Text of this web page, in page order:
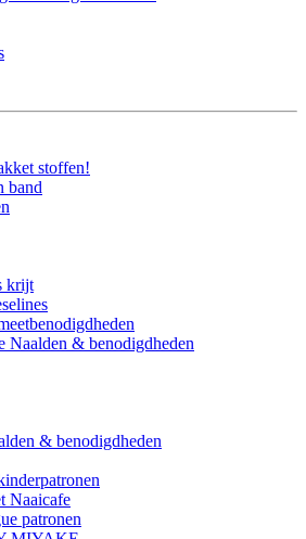
stoffen!
band
krijt
Naalden & benodigdheden
& benodigdheden
Naaicafe
patronen